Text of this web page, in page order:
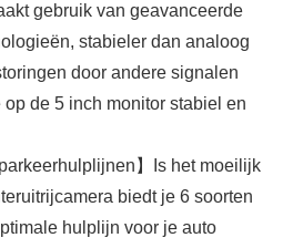
gebruik van geavanceerde
stabieler dan analoog
door andere signalen
de 5 inch monitor stabiel en
】Is het moeilijk
biedt je 6 soorten
hulplijn voor je auto